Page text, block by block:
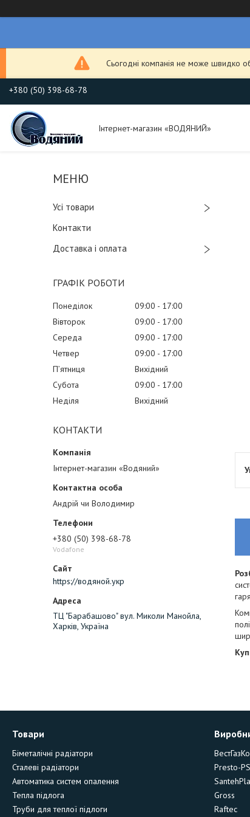
Сьогодні компанія не може швидко
+380 (50) 398-68-78
Інтернет-магазин «ВОДЯНИЙ»
Усі товари
Контакти
Доставка і оплата
ГРАФІК РОБОТИ
Понеділок 09:00
17:00
Вівторок
09:00
17:00
Середа
09:00
17:00
Четвер
09:00
17:00
Пʼятниця
Вихідний
Субота
09:00
17:00
Неділя
Вихідний
КОНТАКТИ
Інтернет-магазин «Водяний»
Андрій чи Володимир
+380 (50) 398-68-78
Vodafone
https://водяной.укр
ТЦ "Барабашово" вул. Миколи Манойла,
Харків, Україна
Товари
Біметалічні радіатори
Сталеві радіатори
Автоматика систем опалення
Тепла підлога
Труби для теплої підлоги
Presto-PS
Gross
Raftec